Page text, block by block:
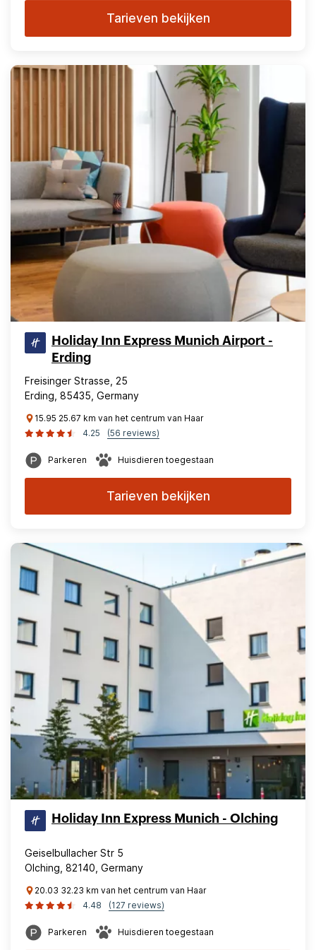
Tarieven bekijken
Holiday Inn Express Munich Airport -
Erding
Freisinger Strasse, 25
Erding, 85435, Germany
15.95 25.67 km van het centrum van Haar
4.25
(56 reviews)
Parkeren Huisdieren toegestaan
Tarieven bekijken
Holiday Inn Express Munich - Olching
Geiselbullacher Str 5
Olching, 82140, Germany
20.03 32.23 km van het centrum van Haar
4.48
(127 reviews)
Parkeren Huisdieren toegestaan